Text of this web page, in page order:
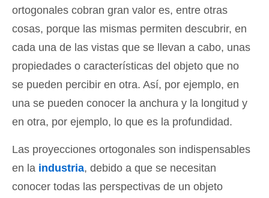
ortogonales cobran gran valor es, entre otras
cosas, porque las mismas permiten descubrir, en
cada una de las vistas que se llevan a cabo, unas
propiedades o características del objeto que no
se pueden percibir en otra. Así, por ejemplo, en
una se pueden conocer la anchura y la longitud y
en otra, por ejemplo, lo que es la profundidad.
Las proyecciones ortogonales son indispensables
en la industria, debido a que se necesitan
conocer todas las perspectivas de un objeto